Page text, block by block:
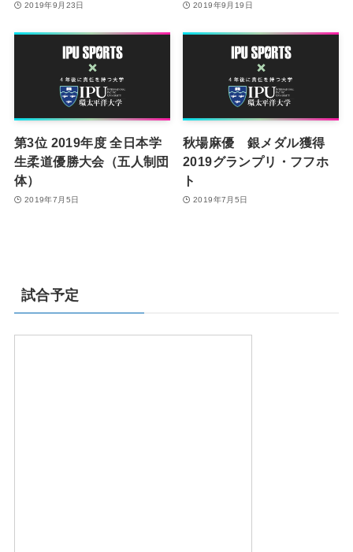
2019年9月23日 2019年9月19日
第3位 2019年度 全日本学
生柔道優勝大会（五人制団
体）
2019年7月5日
秋場麻優 銀メダル獲得
2019グランプリ・フフホ
ト
2019年7月5日
試合予定